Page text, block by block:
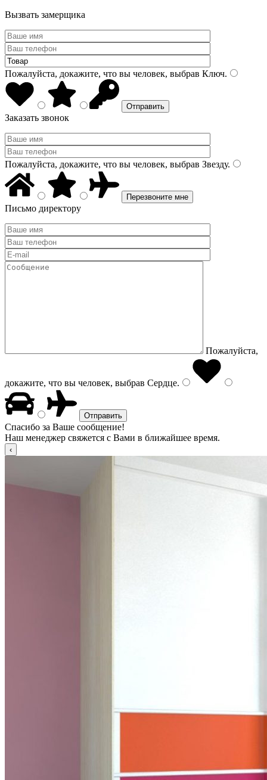
Вызвать замерщика
Пожалуйста, докажите, что вы человек, выбрав Ключ.
Заказать звонок
Пожалуйста, докажите, что вы человек, выбрав Звезду.
Письмо директору
Пожалуйста,
докажите, что вы человек, выбрав Сердце.
Спасибо за Ваше сообщение!
Наш менеджер свяжется с Вами в ближайшее время.